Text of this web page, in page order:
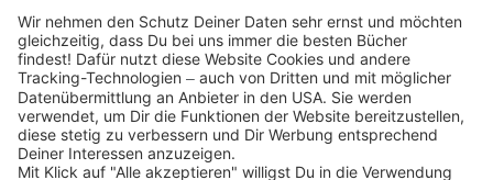
Partnerprogramm (Affiliate)
Folge uns auf